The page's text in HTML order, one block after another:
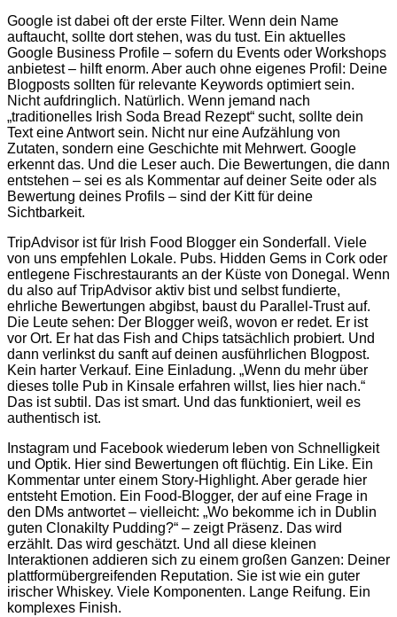
Google ist dabei oft der erste Filter. Wenn dein Name
auftaucht, sollte dort stehen, was du tust. Ein aktuelles
Google Business Profile – sofern du Events oder Workshops
anbietest – hilft enorm. Aber auch ohne eigenes Profil: Deine
Blogposts sollten für relevante Keywords optimiert sein.
Nicht aufdringlich. Natürlich. Wenn jemand nach
„traditionelles Irish Soda Bread Rezept“ sucht, sollte dein
Text eine Antwort sein. Nicht nur eine Aufzählung von
Zutaten, sondern eine Geschichte mit Mehrwert. Google
erkennt das. Und die Leser auch. Die Bewertungen, die dann
entstehen – sei es als Kommentar auf deiner Seite oder als
Bewertung deines Profils – sind der Kitt für deine
Sichtbarkeit.
TripAdvisor ist für Irish Food Blogger ein Sonderfall. Viele
von uns empfehlen Lokale. Pubs. Hidden Gems in Cork oder
entlegene Fischrestaurants an der Küste von Donegal. Wenn
du also auf TripAdvisor aktiv bist und selbst fundierte,
ehrliche Bewertungen abgibst, baust du Parallel-Trust auf.
Die Leute sehen: Der Blogger weiß, wovon er redet. Er ist
vor Ort. Er hat das Fish and Chips tatsächlich probiert. Und
dann verlinkst du sanft auf deinen ausführlichen Blogpost.
Kein harter Verkauf. Eine Einladung. „Wenn du mehr über
dieses tolle Pub in Kinsale erfahren willst, lies hier nach.“
Das ist subtil. Das ist smart. Und das funktioniert, weil es
authentisch ist.
Instagram und Facebook wiederum leben von Schnelligkeit
und Optik. Hier sind Bewertungen oft flüchtig. Ein Like. Ein
Kommentar unter einem Story-Highlight. Aber gerade hier
entsteht Emotion. Ein Food-Blogger, der auf eine Frage in
den DMs antwortet – vielleicht: „Wo bekomme ich in Dublin
guten Clonakilty Pudding?“ – zeigt Präsenz. Das wird
erzählt. Das wird geschätzt. Und all diese kleinen
Interaktionen addieren sich zu einem großen Ganzen: Deiner
plattformübergreifenden Reputation. Sie ist wie ein guter
irischer Whiskey. Viele Komponenten. Lange Reifung. Ein
komplexes Finish.